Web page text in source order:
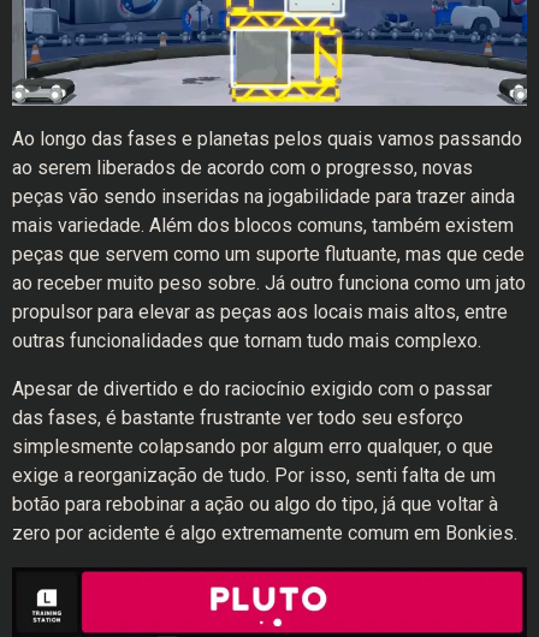
Ao longo das fases e planetas pelos quais vamos passando
ao serem liberados de acordo com o progresso, novas
peças vão sendo inseridas na jogabilidade para trazer ainda
mais variedade. Além dos blocos comuns, também existem
peças que servem como um suporte flutuante, mas que cede
ao receber muito peso sobre. Já outro funciona como um jato
propulsor para elevar as peças aos locais mais altos, entre
outras funcionalidades que tornam tudo mais complexo.
Apesar de divertido e do raciocínio exigido com o passar
das fases, é bastante frustrante ver todo seu esforço
simplesmente colapsando por algum erro qualquer, o que
exige a reorganização de tudo. Por isso, senti falta de um
botão para rebobinar a ação ou algo do tipo, já que voltar à
zero por acidente é algo extremamente comum em Bonkies.